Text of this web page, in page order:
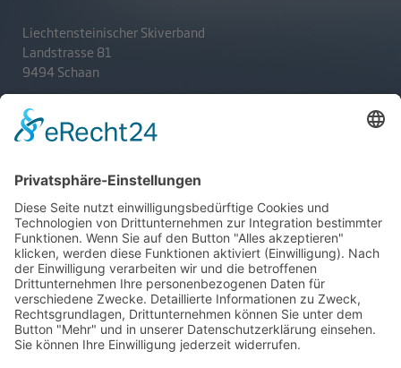
Liechtensteinischer Skiverband
Landstrasse 81
9494 Schaan
T+423 233 36 30
admin@lsv.li
Ski Alpin
Ski Nordisch
Winter-Highlights
Aktuelles
Verband
Aktion Pro Ski
Selektionsrichtlinien
Kontakt
Impressum
Datenschutz
Internationale Verbände